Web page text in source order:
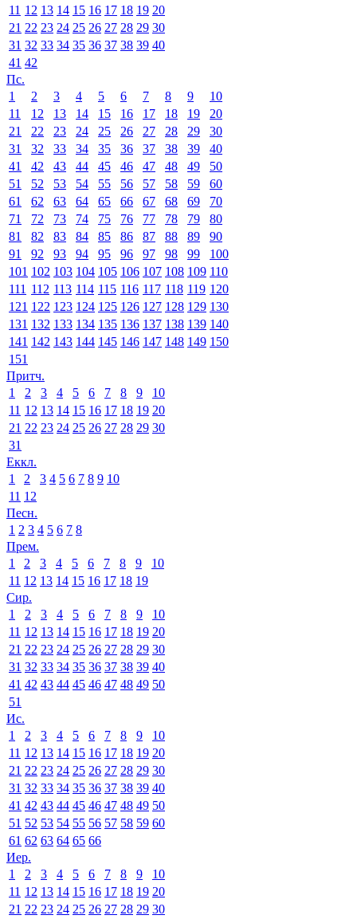
11 12 13 14 15 16 17 18 19 20
21 22 23 24 25 26 27 28 29 30
31 32 33 34 35 36 37 38 39 40
41 42
Пс.
1
2 3 4 5 6 7 8 9
10
11
12 13 14 15 16 17 18 19
20
21
22 23 24 25 26 27 28 29
30
31
32 33 34 35 36 37 38 39
40
41
42 43 44 45 46 47 48 49
50
51
52 53 54 55 56 57 58 59
60
61
62 63 64 65 66 67 68 69
70
71
72 73 74 75 76 77 78 79
80
81
82 83 84 85 86 87 88 89
90
91
92 93 94 95 96 97 98 99
100
101 102 103 104 105 106 107 108 109 110
111 112 113 114 115 116 117 118 119 120
121 122 123 124 125 126 127 128 129 130
131 132 133 134 135 136 137 138 139 140
141 142 143 144 145 146 147 148 149 150
151
Притч.
1
2 3 4 5 6 7 8 9
10
11 12 13 14 15 16 17 18 19 20
21 22 23 24 25 26 27 28 29 30
31
Еккл.
1
2 3 4 5 6 7 8 9 10
11 12
Песн.
1 2 3 4 5 6 7 8
Прем.
1
2 3 4 5 6 7 8 9
10
11 12 13 14 15 16 17 18 19
Сир.
1
2 3 4 5 6 7 8 9
10
11 12 13 14 15 16 17 18 19 20
21 22 23 24 25 26 27 28 29 30
31 32 33 34 35 36 37 38 39 40
41 42 43 44 45 46 47 48 49 50
51
Ис.
1
2 3 4 5 6 7 8 9
10
11 12 13 14 15 16 17 18 19 20
21 22 23 24 25 26 27 28 29 30
31 32 33 34 35 36 37 38 39 40
41 42 43 44 45 46 47 48 49 50
51 52 53 54 55 56 57 58 59 60
61 62 63 64 65 66
Иер.
1
2 3 4 5 6 7 8 9
10
11 12 13 14 15 16 17 18 19 20
21 22 23 24 25 26 27 28 29 30